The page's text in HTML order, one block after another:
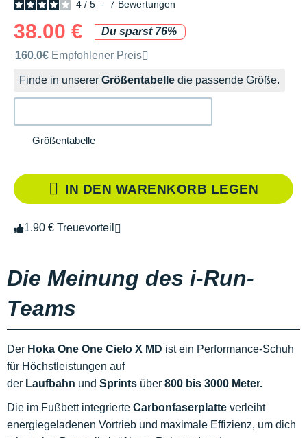
4 / 5 - 7 Bewertungen
38.00 €
Du sparst 76%
Unverbindliche Preisempfehlung der Marke
160.0€ Empfohlener Preis
Finde in unserer Größentabelle die passende Größe.
Größentabelle
IN DEN WARENKORB LEGEN
1.90 € Treuevorteil
Die Meinung des i-Run-
Teams
Der Hoka One One Cielo X MD ist ein Performance-Schuh
für Höchstleistungen auf
der Laufbahn und Sprints über 800 bis 3000 Meter.
Die im Fußbett integrierte Carbonfaserplatte verleiht
energiegeladenen Vortrieb und maximale Effizienz, um dich